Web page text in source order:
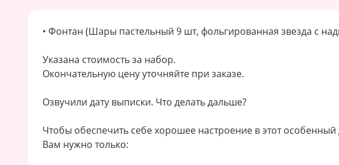
• Фонтан (Шары пастельный 9 шт, фольгированная звезда с
Указана стоимость за набор.
Окончательную цену уточняйте при заказе.
Озвучили дату выписки. Что делать дальше?
Чтобы обеспечить себе хорошее настроение в этот особенный
Вам нужно только: